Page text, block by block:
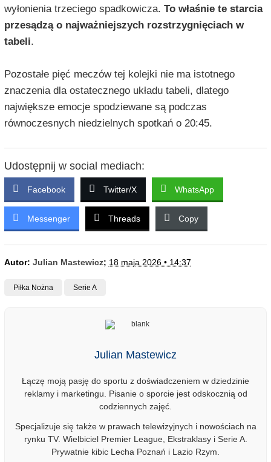
wyłonienia trzeciego spadkowicza. To właśnie te starcia
przesądzą o najważniejszych rozstrzygnięciach w
tabeli.
Pozostałe pięć meczów tej kolejki nie ma istotnego
znaczenia dla ostatecznego układu tabeli, dlatego
największe emocje spodziewane są podczas
równoczesnych niedzielnych spotkań o 20:45.
Udostępnij w social mediach:
Facebook Twitter/X WhatsApp
Messenger Threads Copy
Autor: Julian Mastewicz; 18 maja 2026 • 14:37
Piłka Nożna Serie A
Julian Mastewicz
Łączę moją pasję do sportu z doświadczeniem w dziedzinie
reklamy i marketingu. Pisanie o sporcie jest odskocznią od
codziennych zajęć.
Specjalizuje się także w prawach telewizyjnych i nowościach na
rynku TV. Wielbiciel Premier League, Ekstraklasy i Serie A.
Prywatnie kibic Lecha Poznań i Lazio Rzym.